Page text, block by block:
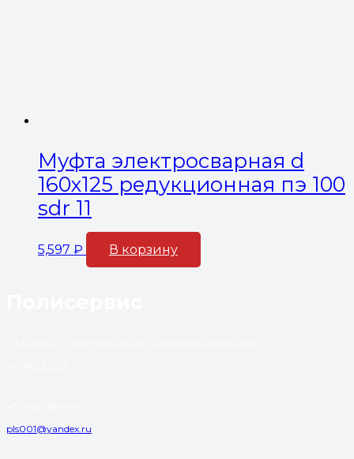
Муфта электросварная d
160х125 редукционная пэ 100
sdr 11
5,597 ₽ В корзину
pls001@yandex.ru